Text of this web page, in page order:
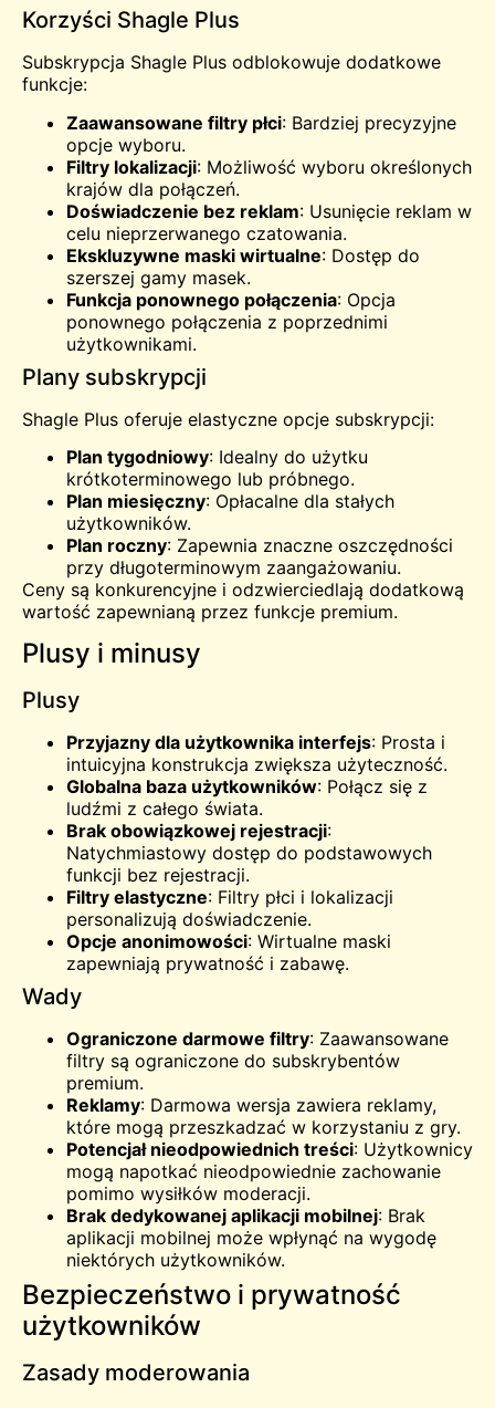
Korzyści Shagle Plus
Subskrypcja Shagle Plus odblokowuje dodatkowe
funkcje:
Zaawansowane filtry płci: Bardziej precyzyjne
opcje wyboru.
Filtry lokalizacji: Możliwość wyboru określonych
krajów dla połączeń.
Doświadczenie bez reklam: Usunięcie reklam w
celu nieprzerwanego czatowania.
Ekskluzywne maski wirtualne: Dostęp do
szerszej gamy masek.
Funkcja ponownego połączenia: Opcja
ponownego połączenia z poprzednimi
użytkownikami.
Plany subskrypcji
Shagle Plus oferuje elastyczne opcje subskrypcji:
Plan tygodniowy: Idealny do użytku
krótkoterminowego lub próbnego.
Plan miesięczny: Opłacalne dla stałych
użytkowników.
Plan roczny: Zapewnia znaczne oszczędności
przy długoterminowym zaangażowaniu.
Ceny są konkurencyjne i odzwierciedlają dodatkową
wartość zapewnianą przez funkcje premium.
Plusy i minusy
Plusy
Przyjazny dla użytkownika interfejs: Prosta i
intuicyjna konstrukcja zwiększa użyteczność.
Globalna baza użytkowników: Połącz się z
ludźmi z całego świata.
Brak obowiązkowej rejestracji:
Natychmiastowy dostęp do podstawowych
funkcji bez rejestracji.
Filtry elastyczne: Filtry płci i lokalizacji
personalizują doświadczenie.
Opcje anonimowości: Wirtualne maski
zapewniają prywatność i zabawę.
Wady
Ograniczone darmowe filtry: Zaawansowane
filtry są ograniczone do subskrybentów
premium.
Reklamy: Darmowa wersja zawiera reklamy,
które mogą przeszkadzać w korzystaniu z gry.
Potencjał nieodpowiednich treści: Użytkownicy
mogą napotkać nieodpowiednie zachowanie
pomimo wysiłków moderacji.
Brak dedykowanej aplikacji mobilnej: Brak
aplikacji mobilnej może wpłynąć na wygodę
niektórych użytkowników.
Bezpieczeństwo i prywatność
użytkowników
Zasady moderowania